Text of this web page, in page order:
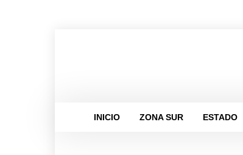
INICIO ZONA SUR ESTADO